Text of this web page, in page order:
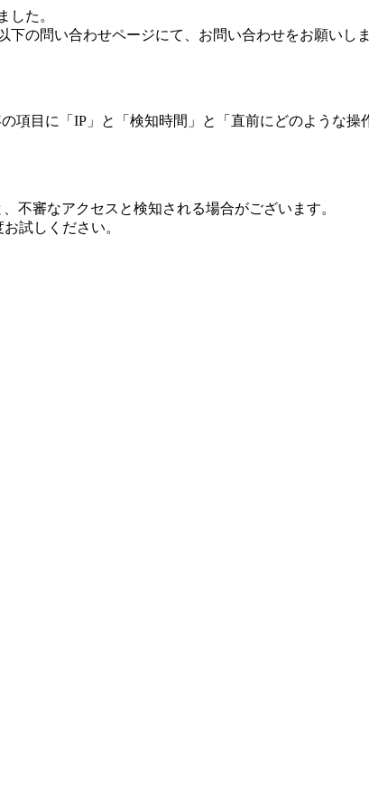
した。
の問い合わせページにて、お問い合わせをお願いしま
項目に「IP」と「検知時間」と「直前にどのような操
不審なアクセスと検知される場合がございます。
試しください。